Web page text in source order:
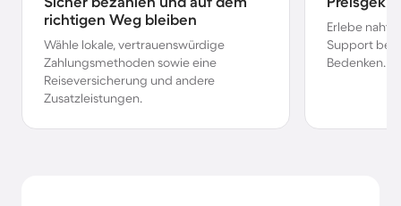
richtigen Weg bleiben
Wähle lokale, vertrauenswürdige
Zahlungsmethoden sowie eine
Reiseversicherung und andere
Zusatzleistungen.
Erlebe
Support bei
Bedenken.